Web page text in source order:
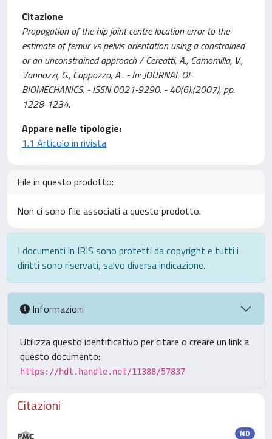
Citazione
Propagation of the hip joint centre location error to the
estimate of femur vs pelvis orientation using a constrained
or an unconstrained approach / Cereatti, A., Camomilla, V.,
Vannozzi, G., Cappozzo, A.. - In: JOURNAL OF
BIOMECHANICS. - ISSN 0021-9290. - 40(6):(2007), pp.
1228-1234.
Appare nelle tipologie:
1.1 Articolo in rivista
File in questo prodotto:
Non ci sono file associati a questo prodotto.
I documenti in IRIS sono protetti da copyright e tutti i
diritti sono riservati, salvo diversa indicazione.
Informazioni
Utilizza questo identificativo per citare o creare un link a
questo documento:
https://hdl.handle.net/11388/57837
Citazioni
ND